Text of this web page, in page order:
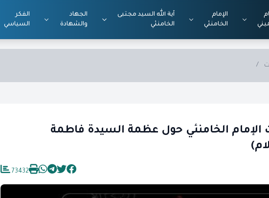
الإمام
الخامنئي
آية الله السيد مجتبى
الخامنئي
الجهاد
والشهادة
الفكر
السياسي
/
الإمام الخامنئي حول عظمة السيدة فاطمة
73432